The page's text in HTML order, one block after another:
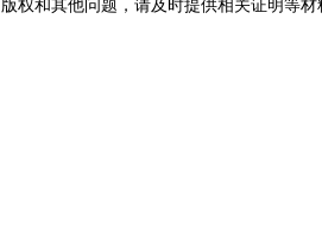
和其他问题，请及时提供相关证明等